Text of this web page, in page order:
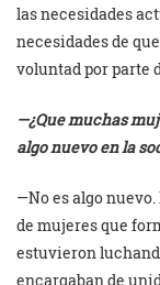
las necesidades
necesidades de
voluntad por parte
—¿Que muchas
algo nuevo en la
—No es algo
de mujeres que
estuvieron
encargaban de